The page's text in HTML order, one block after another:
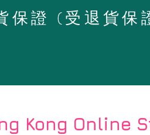
保證 (受退貨保
Kong Online